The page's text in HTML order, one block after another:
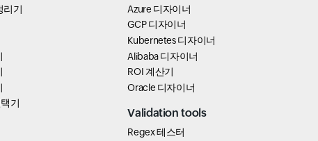
리기
기
Azure 디자이너
GCP 디자이너
Kubernetes 디자이너
Alibaba 디자이너
ROI 계산기
Oracle 디자이너
Validation tools
Regex 테스터